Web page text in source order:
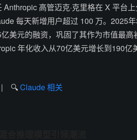
高管迈克·克里格在 X 平台上
每天新增用户超过 100 万。2025
美元的融资，巩固了其作为市值最高
年化收入从70亿美元增长到190亿
🔍Claude 相关